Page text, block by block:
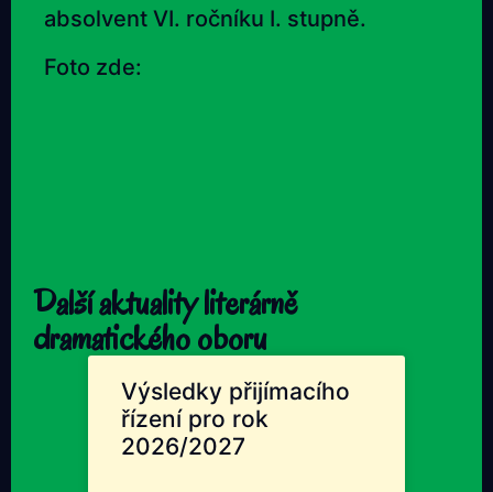
absolvent VI. ročníku I. stupně.
Foto zde:
Další aktuality literárně
dramatického oboru
Výsledky přijímacího
řízení pro rok
2026/2027